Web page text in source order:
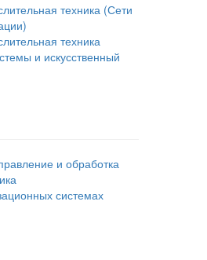
техника (Сети
техника
и искусственный
и обработка
системах